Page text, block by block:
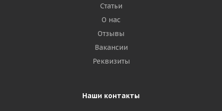
Статьи
О нас
Отзывы
Вакансии
Реквизиты
Наши контакты